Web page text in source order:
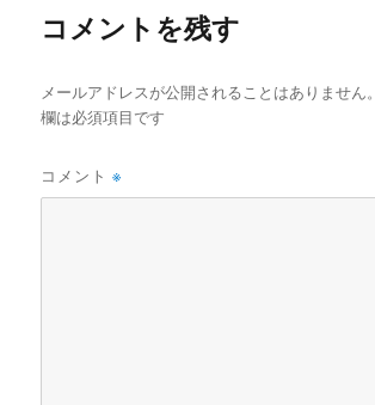
コメントを残す
メールアドレスが公開されることはありません。
欄は必須項目です
コメント※